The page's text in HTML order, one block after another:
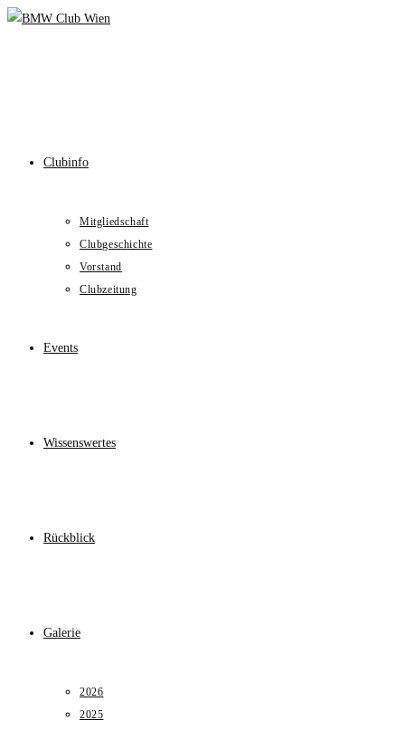
Skip
Clubinfo
Mitgliedschaft
Clubgeschichte
Vorstand
Clubzeitung
Events
Wissenswertes
Rückblick
Galerie
2026
2025